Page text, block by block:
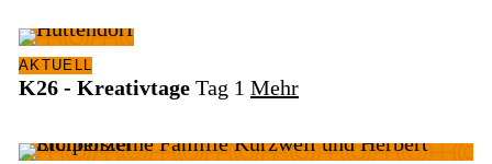
AKTUELL
K26 - Kreativtage Tag 1 Mehr